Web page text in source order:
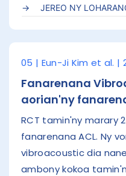
JEREO NY
05 | Eun-Ji Kim et al. |
Fanarenana
aorian'ny
RCT tamin'ny marary
fanarenana ACL. Ny
vibroacoustic dia
ambony kokoa